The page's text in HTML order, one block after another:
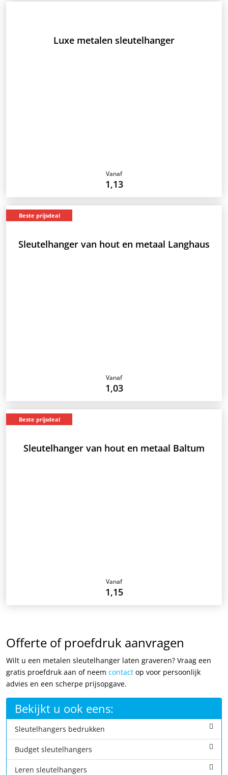
Luxe metalen sleutelhanger
Vanaf
1,13
Beste prijsdeal
Sleutelhanger van hout en metaal Langhaus
Vanaf
1,03
Beste prijsdeal
Sleutelhanger van hout en metaal Baltum
Vanaf
1,15
Offerte of proefdruk aanvragen
Wilt u een metalen sleutelhanger laten graveren? Vraag een
gratis proefdruk aan of neem contact op voor persoonlijk
advies en een scherpe prijsopgave.
Bekijkt u ook eens:
Sleutelhangers bedrukken
Budget sleutelhangers
Leren sleutelhangers